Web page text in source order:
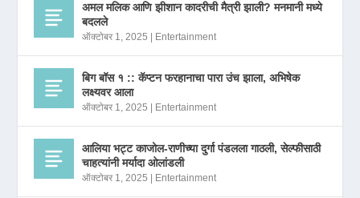
अमल मलिक आणि झीशान कादरीची मैत्री झाली? मनमानी मध्ये
बदलले
ऑक्टोबर 1, 2025 Entertainment
बिग बॉस १ :: कॅप्टन फरहानाचा पारा उंच झाला, अभिषेक
लक्ष्यवर आला
ऑक्टोबर 1, 2025 Entertainment
आलिया भट्ट काजोल-राणीच्या दुर्गा पंडलला गाठली, सेल्फीसाठी
चाहत्यांनी मर्यादा ओलांडली
ऑक्टोबर 1, 2025 Entertainment